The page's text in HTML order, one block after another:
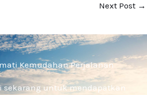
Next Post →
Kemudahan Perjalanan
sekarang untuk mendapatkan